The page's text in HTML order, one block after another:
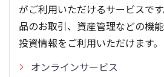
がご利用いただけるサービスで
品のお取引、資産管理などの機
投資情報をご利用いただけます。
オンラインサービス